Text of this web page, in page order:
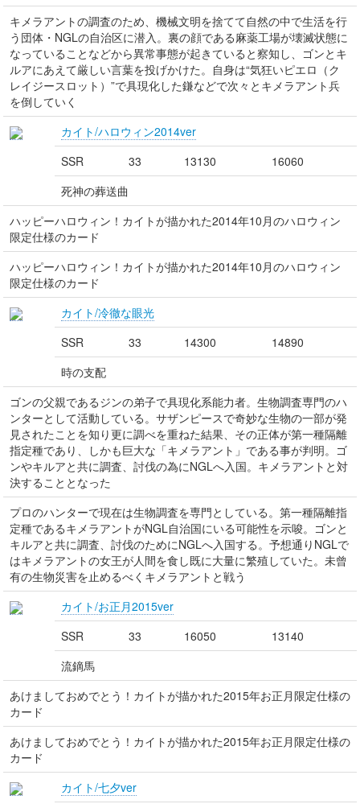
キメラアントの調査のため、機械文明を捨てて自然の中で生活を行
う団体・NGLの自治区に潜入。裏の顔である麻薬工場が壊滅状態に
なっていることなどから異常事態が起きていると察知し、ゴンとキ
ルアにあえて厳しい言葉を投げかけた。自身は“気狂いピエロ（ク
レイジースロット）”で具現化した鎌などで次々とキメラアント兵
を倒していく
カイト/ハロウィン2014ver
SSR
33 13130
16060
死神の葬送曲
ハッピーハロウィン！カイトが描かれた2014年10月のハロウィン
限定仕様のカード
ハッピーハロウィン！カイトが描かれた2014年10月のハロウィン
限定仕様のカード
カイト/冷徹な眼光
SSR
33 14300
14890
時の支配
ゴンの父親であるジンの弟子で具現化系能力者。生物調査専門のハ
ンターとして活動している。サザンピースで奇妙な生物の一部が発
見されたことを知り更に調べを重ねた結果、その正体が第一種隔離
指定種であり、しかも巨大な「キメラアント」である事が判明。ゴ
ンやキルアと共に調査、討伐の為にNGLへ入国。キメラアントと対
決することとなった
プロのハンターで現在は生物調査を専門としている。第一種隔離指
定種であるキメラアントがNGL自治国にいる可能性を示唆。ゴンと
キルアと共に調査、討伐のためにNGLへ入国する。予想通りNGLで
はキメラアントの女王が人間を食し既に大量に繁殖していた。未曾
有の生物災害を止めるべくキメラアントと戦う
カイト/お正月2015ver
SSR
33 16050
13140
流鏑馬
あけましておめでとう！カイトが描かれた2015年お正月限定仕様の
カード
あけましておめでとう！カイトが描かれた2015年お正月限定仕様の
カード
カイト/七夕ver